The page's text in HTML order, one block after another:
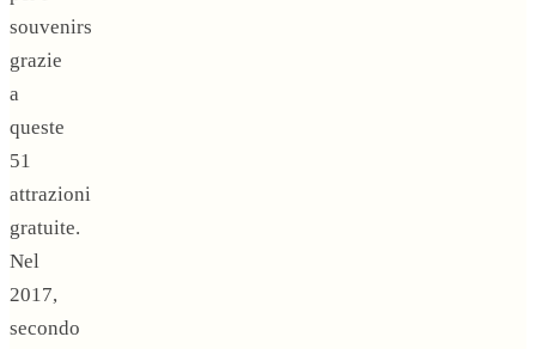
souvenirs
grazie
a
queste
51
attrazioni
gratuite.
Nel
2017,
secondo